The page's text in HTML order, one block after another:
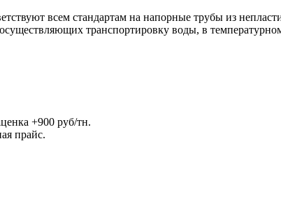
всем стандартам на напорные трубы из
транспортировку воды, в
+900 руб/тн.
прайс.